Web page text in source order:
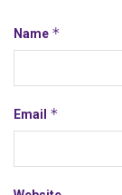
Name *
Email *